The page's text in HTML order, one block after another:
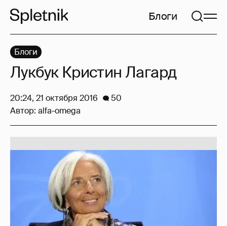
Блоги
Блоги
Лукбук Кристин Лагард
20:24, 21 октября 2016
50
Автор: alfa-omega